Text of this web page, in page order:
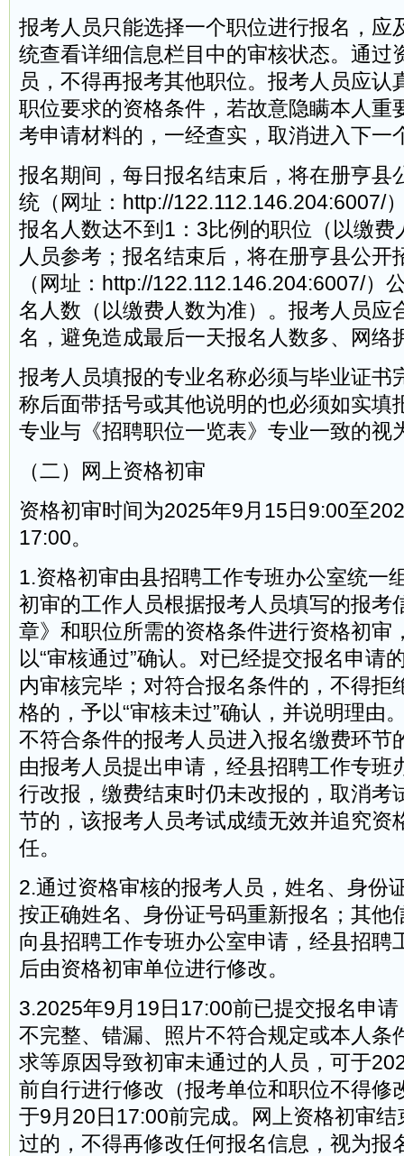
报考人员只能选择一个职位进行报名，应
统查看详细信息栏目中的审核状态。通过
员，不得再报考其他职位。报考人员应认
职位要求的资格条件，若故意隐瞒本人重
考申请材料的，一经查实，取消进入下一
报名期间，每日报名结束后，将在册亨县
统（网址：http://122.112.146.204:6007/
报名人数达不到1：3比例的职位（以缴费
人员参考；报名结束后，将在册亨县公开
（网址：http://122.112.146.204:6007/）
名人数（以缴费人数为准）。报考人员应
名，避免造成最后一天报名人数多、网络
报考人员填报的专业名称必须与毕业证书
称后面带括号或其他说明的也必须如实填
专业与《招聘职位一览表》专业一致的视
（二）网上资格初审
资格初审时间为2025年9月15日9:00至
17:00。
1.资格初审由县招聘工作专班办公室统一
初审的工作人员根据报考人员填写的报考
章》和职位所需的资格条件进行资格初审
以“审核通过”确认。对已经提交报名申请
内审核完毕；对符合报名条件的，不得拒
格的，予以“审核未过”确认，并说明理由
不符合条件的报考人员进入报名缴费环节
由报考人员提出申请，经县招聘工作专班
行改报，缴费结束时仍未改报的，取消考
节的，该报考人员考试成绩无效并追究资
任。
2.通过资格审核的报考人员，姓名、身份
按正确姓名、身份证号码重新报名；其他
向县招聘工作专班办公室申请，经县招聘
后由资格初审单位进行修改。
3.2025年9月19日17:00前已提交报名申
不完整、错漏、照片不符合规定或本人条
求等原因导致初审未通过的人员，可于
前自行进行修改（报考单位和职位不得修
于9月20日17:00前完成。网上资格初审
过的，不得再修改任何报名信息，视为报